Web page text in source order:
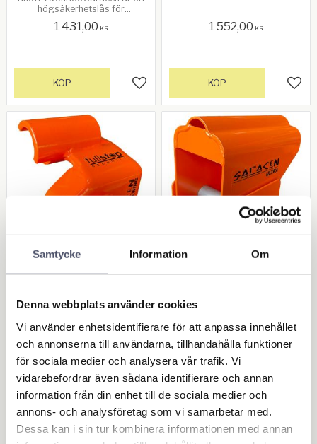
Samtycke Information Om
Denna webbplats använder cookies
Vi använder enhetsidentifierare för att anpassa innehållet
och annonserna till användarna, tillhandahålla funktioner
för sociala medier och analysera vår trafik. Vi
vidarebefordrar även sådana identifierare och annan
information från din enhet till de sociala medier och
annons- och analysföretag som vi samarbetar med.
Dessa kan i sin tur kombinera informationen med annan
högsäkerhetslås för
ar.
1 431,00 KR
Lägg till i favoriter
KÖP
1 552,00 KR
KÖP
Släpvagnslås Gullwin
Saracen Gullwing är ett
husvagns-/släpvagnskoppling
2 018,00
Lägg till i favoriter
KÖP
Släpvagnslås Optim
Saracen Optima är ett
husvagns-/släpvagnskoppling
1 766,00